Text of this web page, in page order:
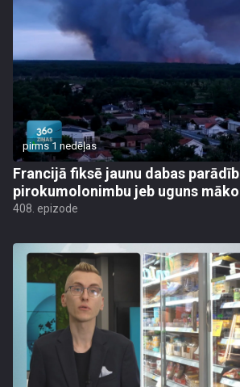
pirms 1 nedēļas
Francijā fiksē jaunu dabas
pirokumolonimbu jeb uguns
408. epizode